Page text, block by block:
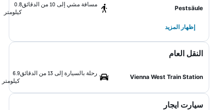
Pestsäule
مسافة مشي إلى 10 من الدقائق
0.8
كيلومتر
إظهار المزيد
النقل العام
Vienna West Train Station
رحلة بالسيارة إلى 13 من الدقائق
6.9
كيلومتر
سيارت ايجار